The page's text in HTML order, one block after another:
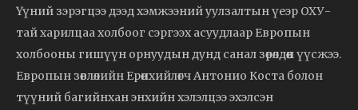
Үүний зэрэгцээ дээд хэмжээний уулзалтын үеэр ОХУ-
тай харилцаа холбоог сэргээх асуудлаар Европын
холбооны гишүүн орнуудын дунд санал зөрөлдөөн үүсжээ.
Европын зөвлөлийн Ерөнхийлөгч Антонио Коста болон
түүний багийнхан энхийн хэлэлцээ эхэлсэн